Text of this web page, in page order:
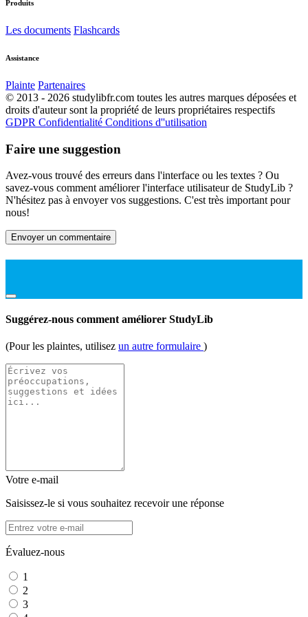
Produits
Les documents Flashcards
Assistance
Plainte Partenaires
© 2013 - 2026 studylibfr.com toutes les autres marques déposées et
droits d'auteur sont la propriété de leurs propriétaires respectifs
GDPR Confidentialité Conditions d''utilisation
Faire une suggestion
Avez-vous trouvé des erreurs dans l'interface ou les textes ? Ou
savez-vous comment améliorer l'interface utilisateur de StudyLib ?
N'hésitez pas à envoyer vos suggestions. C'est très important pour
nous!
Envoyer un commentaire
Suggérez-nous comment améliorer StudyLib
(Pour les plaintes, utilisez un autre formulaire )
Votre e-mail
Saisissez-le si vous souhaitez recevoir une réponse
Évaluez-nous
1
2
3